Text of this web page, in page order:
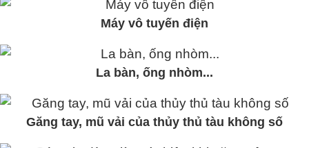
Máy vô tuyến điện
La bàn, ống nhòm...
Găng tay, mũ vải của thủy thủ tàu không số